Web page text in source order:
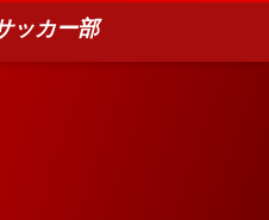
ッカー部